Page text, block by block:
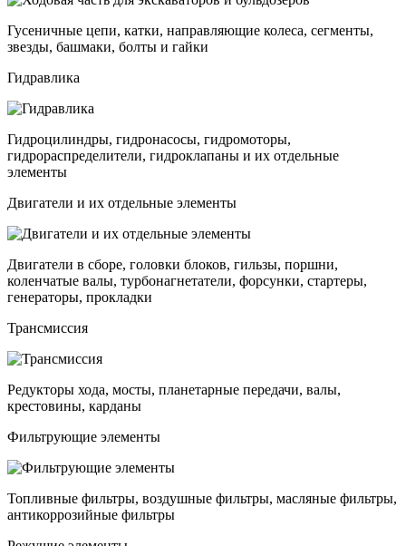
Гусеничные цепи, катки, направляющие колеса, сегменты,
звезды, башмаки, болты и гайки
Гидравлика
Гидроцилиндры, гидронасосы, гидромоторы,
гидрораспределители, гидроклапаны и их отдельные
элементы
Двигатели и их отдельные элементы
Двигатели в сборе, головки блоков, гильзы, поршни,
коленчатые валы, турбонагнетатели, форсунки, стартеры,
генераторы, прокладки
Трансмиссия
Редукторы хода, мосты, планетарные передачи, валы,
крестовины, карданы
Фильтрующие элементы
Топливные фильтры, воздушные фильтры, масляные фильтры,
антикоррозийные фильтры